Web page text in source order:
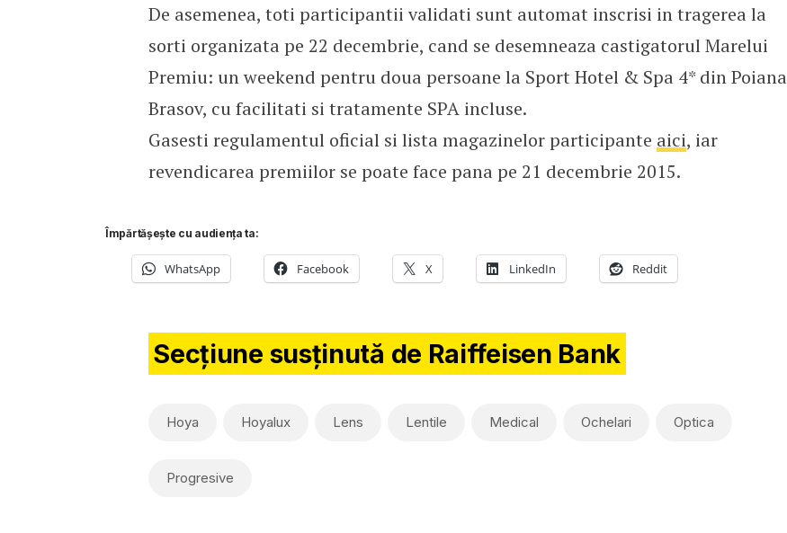
De asemenea, toti participantii validati sunt automat inscrisi in tragerea la
sorti organizata pe 22 decembrie, cand se desemneaza castigatorul Marelui
Premiu: un weekend pentru doua persoane la Sport Hotel & Spa 4* din Poiana
Brasov, cu facilitati si tratamente SPA incluse.
Gasesti regulamentul oficial si lista magazinelor participante aici, iar
revendicarea premiilor se poate face pana pe 21 decembrie 2015.
Împărtășește cu audiența ta:
WhatsApp Facebook X LinkedIn Reddit
Secțiune susținută de Raiffeisen Bank
Hoya Hoyalux Lens Lentile Medical Ochelari Optica
Progresive